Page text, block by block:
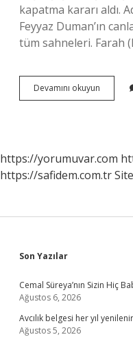
kapatma kararı aldı.
Feyyaz Duman’ın
tüm sahneleri. Farah
Devamını okuyun
Farah
https://yorumuvar.com
https://safidem.com.tr
Sidebar
Son Yazılar
Cemal Süreya’nın Sizin Hiç
Ağustos 6, 2026
Avcılık belgesi her yıl
Ağustos 5, 2026